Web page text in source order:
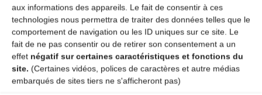
aux informations des appareils. Le fait de consentir à ces
technologies nous permettra de traiter des données telles que le
comportement de navigation ou les ID uniques sur ce site. Le
fait de ne pas consentir ou de retirer son consentement a un
effet négatif sur certaines caractéristiques et fonctions du
site. (Certaines vidéos, polices de caractères et autre médias
embarqués de sites tiers ne s'afficheront pas)